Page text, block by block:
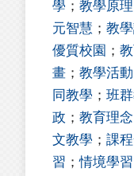
學 ； 教學原理
元智慧 ； 教
優質校園 ；
畫 ； 教學活動
同教學 ； 班
政 ； 教育理念
文教學 ； 課
習 ；情境學習